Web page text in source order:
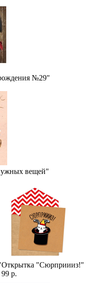
№29"
вещей"
Открытка "Сюрприииз!"
99 р.